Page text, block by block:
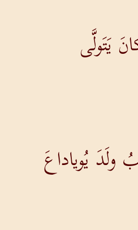
يَتَولَّى
ولَدَ يُوياداعَ